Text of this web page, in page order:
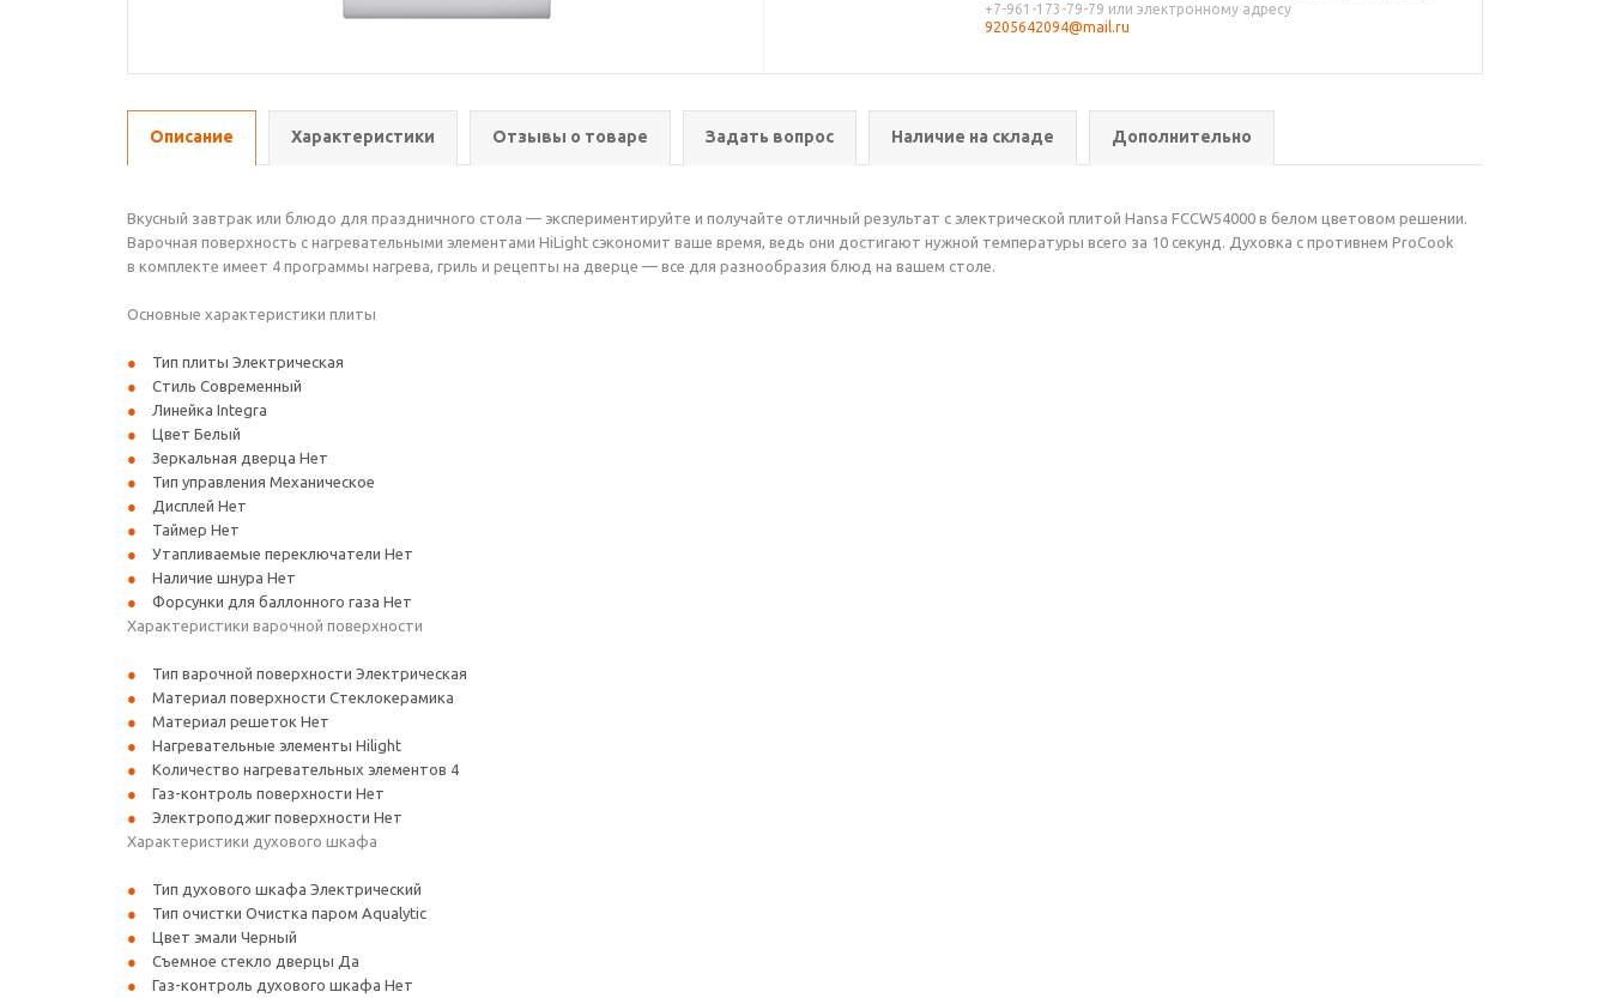
+7-961-173-79-79 или электронному адресу
9205642094@mail.ru
Описание Характеристики Отзывы о товаре Задать вопрос Наличие на складе Дополнительно
Вкусный завтрак или блюдо для праздничного стола — экспериментируйте и получайте отличный результат с электрической плитой Hansa FCCW54000 в белом цветовом решении.
Варочная поверхность с нагревательными элементами HiLight сэкономит ваше время, ведь они достигают нужной температуры всего за 10 секунд. Духовка с противнем ProCook
в комплекте имеет 4 программы нагрева, гриль и рецепты на дверце — все для разнообразия блюд на вашем столе.
Основные характеристики плиты
Тип плиты Электрическая
Стиль Современный
Линейка Integra
Цвет Белый
Зеркальная дверца Нет
Тип управления Механическое
Дисплей Нет
Таймер Нет
Утапливаемые переключатели Нет
Наличие шнура Нет
Форсунки для баллонного газа Нет
Характеристики варочной поверхности
Тип варочной поверхности Электрическая
Материал поверхности Стеклокерамика
Материал решеток Нет
Нагревательные элементы Hilight
Количество нагревательных элементов 4
Газ-контроль поверхности Нет
Электроподжиг поверхности Нет
Характеристики духового шкафа
Тип духового шкафа Электрический
Тип очистки Очистка паром Aqualytic
Цвет эмали Черный
Съемное стекло дверцы Да
Газ-контроль духового шкафа Нет